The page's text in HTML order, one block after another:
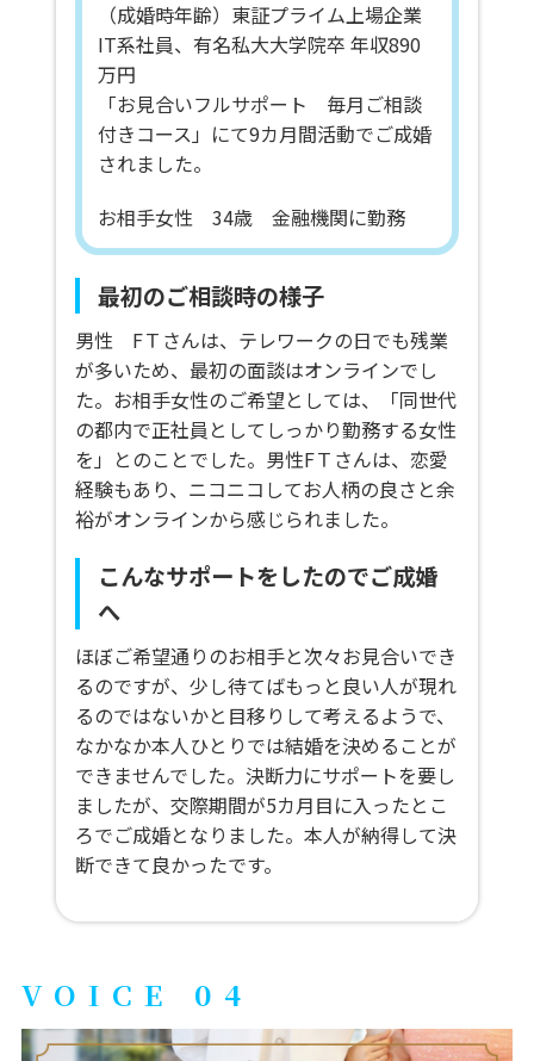
（成婚時年齢）東証プライム上場企業
IT系社員、有名私大大学院卒 年収890
万円
「お見合いフルサポート 毎月ご相談
付きコース」にて9カ月間活動でご成婚
されました。
お相手女性 34歳 金融機関に勤務
最初のご相談時の様子
男性 FＴさんは、テレワークの日でも残業
が多いため、最初の面談はオンラインでし
た。お相手女性のご希望としては、「同世代
の都内で正社員としてしっかり勤務する女性
を」とのことでした。男性FＴさんは、恋愛
経験もあり、ニコニコしてお人柄の良さと余
裕がオンラインから感じられました。
こんなサポートをしたのでご成婚
へ
ほぼご希望通りのお相手と次々お見合いでき
るのですが、少し待てばもっと良い人が現れ
るのではないかと目移りして考えるようで、
なかなか本人ひとりでは結婚を決めることが
できませんでした。決断力にサポートを要し
ましたが、交際期間が5カ月目に入ったとこ
ろでご成婚となりました。本人が納得して決
断できて良かったです。
VOICE 04